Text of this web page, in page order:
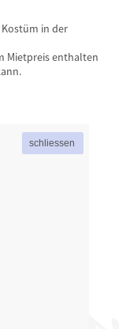
in der
Mietpreis enthalten